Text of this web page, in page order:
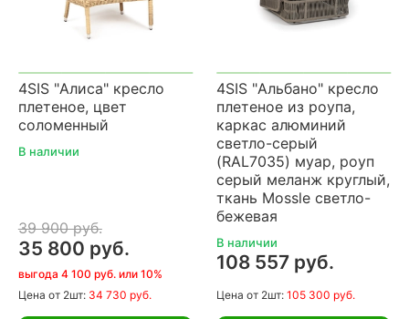
4SIS "Алиса" кресло
плетеное, цвет
соломенный
В наличии
39 900 руб.
35 800 руб.
выгода 4 100 руб. или 10%
Цена от 2шт: 34 730 руб.
4SIS "Альбано" кресло
плетеное из роупа,
каркас алюминий
светло-серый
(RAL7035) муар, роуп
серый меланж круглый,
ткань Mossle светло-
бежевая
В наличии
108 557 руб.
Цена от 2шт: 105 300 руб.